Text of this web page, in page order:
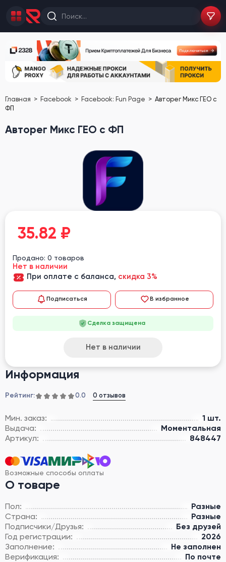
Главная Facebook Facebook: Fun Page
Авторег Микс ГЕО с
ФП
Авторег Микс ГЕО с ФП
Информация
Рейтинг: 0.0 0 отзывов
Мин. заказ:
1 шт.
Выдача:
Моментальная
Артикул:
848447
Возможные способы оплаты
О товаре
Пол:
Разные
Страна:
Разные
Подписчики/Друзья:
Без друзей
Год регистрации:
2026
Заполнение:
Не заполнен
Верификация:
По почте
35.82 ₽
Продано: 0 товаров
Нет в наличии
При оплате с баланса, скидка 3%
Подписаться В избранное
Сделка защищена
Нет в наличии